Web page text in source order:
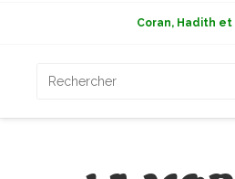
Coran, Hadith et